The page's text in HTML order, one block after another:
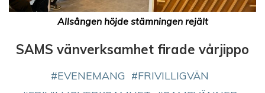
Allsången höjde stämningen rejält
SAMS vänverksamhet firade vårjippo
EVENEMANG
FRIVILLIGVÄN